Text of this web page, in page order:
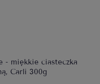
- miękkie ciasteczka
Carli 300g